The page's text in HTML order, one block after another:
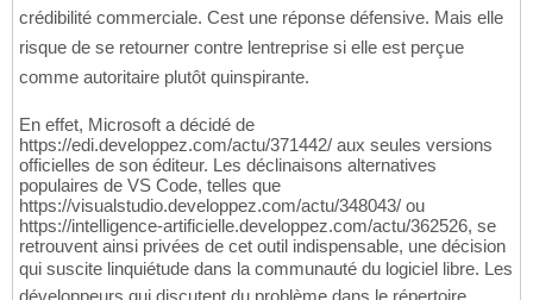
crédibilité commerciale. Cest une réponse défensive. Mais elle
risque de se retourner contre lentreprise si elle est perçue
comme autoritaire plutôt quinspirante.
En effet, Microsoft a décidé de
https://edi.developpez.com/actu/371442/ aux seules versions
officielles de son éditeur. Les déclinaisons alternatives
populaires de VS Code, telles que
https://visualstudio.developpez.com/actu/348043/ ou
https://intelligence-artificielle.developpez.com/actu/362526, se
retrouvent ainsi privées de cet outil indispensable, une décision
qui suscite linquiétude dans la communauté du logiciel libre. Les